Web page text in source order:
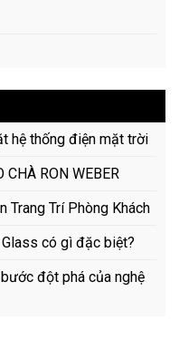
hệ thống điện mặt trời
CHÀ RON WEBER
Trang Trí Phòng Khách
có gì đặc biệt?
đột phá của nghệ